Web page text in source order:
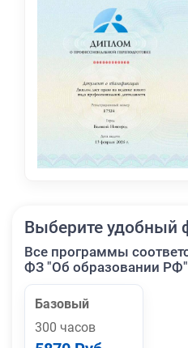
Выберите удобный
Все программы
ФЗ "Об образовании РФ"
Базовый
300 часов